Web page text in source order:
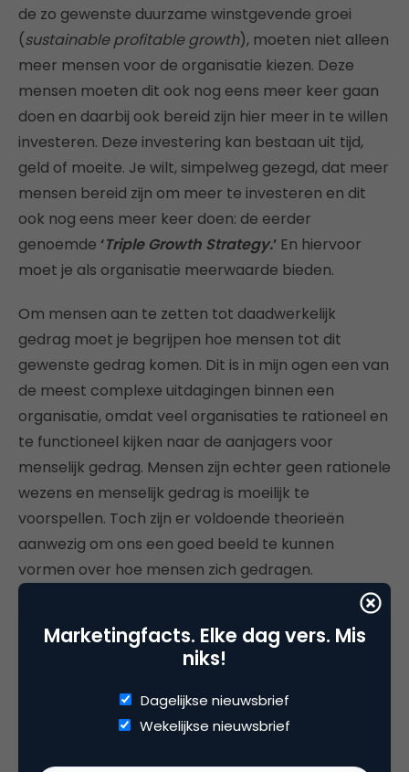
de zo gewenste duurzame winstgevende groei
(sustainable profitable growth), moeten niet alleen
meer mensen voor de organisatie kiezen. Deze
mensen moeten dit ook nog eens meer keer gaan
doen en daarbij ook bereid zijn hier meer in te willen
investeren. Deze investering kan bestaan uit tijd,
geld of moeite. Je wilt, simpelweg gezegd, dat meer
mensen bereid zijn om meer te investeren en dit
ook nog eens meer keer doen: de eerder
genoemde ‘Triple Growth Strategy.’ En hiervoor
moet je als organisatie meerwaarde bieden.
Om mensen aan te zetten tot daadwerkelijk
gedrag moet je begrijpen hoe mensen tot dit
gewenste gedrag komen. Dit is in mijn ogen een van
de meest complexe uitdagingen binnen een
organisatie, omdat veel organisaties te rationeel en
te functioneel kijken naar de aanjagers voor
menselijk gedrag. Mensen zijn echter geen rationele
wezens en menselijk gedrag is moeilijk te
voorspellen. Toch zijn er voldoende theorieën
aanwezig om ons een goed beeld te kunnen
vormen over hoe mensen zich gedragen.
Nobelprijswinnaar Daniel Kahneman heeft
meerdere onderzoeken gedaan naar de wijze
waarop wij als mensen onze beslissingen nemen.
Een van zijn belangrijkste conclusies was dat wij als
mensen vrijwel niet in staat zijn om tot rationele
beslissingen te komen. In de ‘Prospect Theory’die hij
Marketingfacts. Elke dag vers. Mis
niks!
Dagelijkse nieuwsbrief
Wekelijkse nieuwsbrief